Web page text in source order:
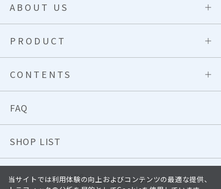
ABOUT US
PRODUCT
CONTENTS
FAQ
SHOP LIST
当サイトでは利用体験の向上およびコンテンツの最適な提供、